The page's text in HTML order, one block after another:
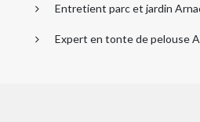
Entretient parc et jardin
Expert en tonte de pelouse